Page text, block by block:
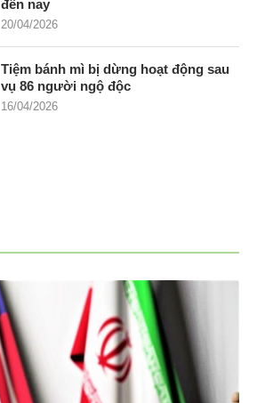
đến nay
20/04/2026
Tiệm bánh mì bị dừng hoạt động sau
vụ 86 người ngộ độc
16/04/2026